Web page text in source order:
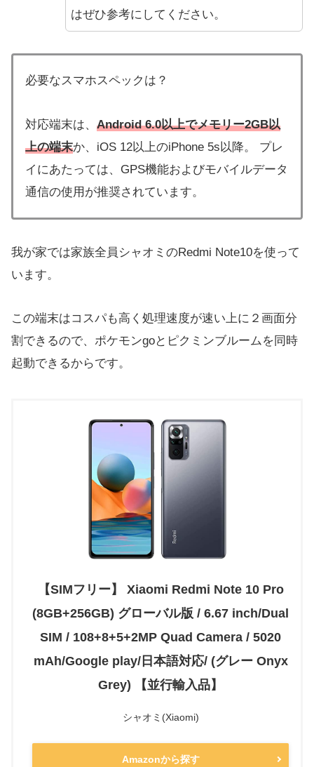
はぜひ参考にしてください。
必要なスマホスペックは？
対応端末は、 Android 6.0以上でメモリー2GB以
上の端末か、iOS 12以上のiPhone 5s以降。 プレ
イにあたっては、GPS機能およびモバイルデータ
通信の使用が推奨されています。
我が家では家族全員シャオミのRedmi Note10を使って
います。
この端末はコスパも高く処理速度が速い上に２画面分
割できるので、ポケモンgoとピクミンブルームを同時
起動できるからです。
【SIMフリー】 Xiaomi Redmi Note 10 Pro
(8GB+256GB) グローバル版 / 6.67 inch/Dual
SIM / 108+8+5+2MP Quad Camera / 5020
mAh/Google play/日本語対応/ (グレー Onyx
Grey) 【並行輸入品】
シャオミ(Xiaomi)
Amazonから探す